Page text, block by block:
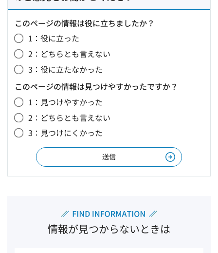
このページの情報は役に立ちましたか？
1：役に立った
2：どちらとも言えない
3：役に立たなかった
このページの情報は見つけやすかったですか？
1：見つけやすかった
2：どちらとも言えない
3：見つけにくかった
情報が見つからないときは